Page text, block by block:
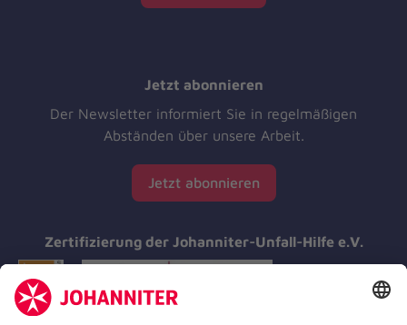
Jetzt abonnieren
Der Newsletter informiert Sie in regelmäßigen
Abständen über unsere Arbeit.
Jetzt abonnieren
Zertifizierung der Johanniter-Unfall-Hilfe e.V.